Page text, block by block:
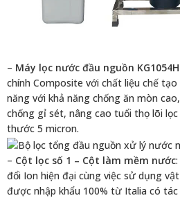
– Máy lọc nước đầu nguồn
chính Composite với chất liệu chế tạo
năng với khả năng chống ăn mòn
chống gỉ sét, nâng cao tuổi thọ lõi lọc
thước 5 micron.
– Cột lọc số 1 – Cột làm mềm nước
đổi Ion hiện đại cùng việc sử dụng
được nhập khẩu 100% từ Italia có